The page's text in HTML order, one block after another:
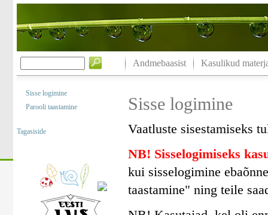
Andmebaasist Kasulikud
Sisse logimine
Parooli taastamine
Tagasiside
Sisse logimine
Vaatluste sisestamiseks
NB! Sisselogimiseks
kui sisselogimine
taastamine" ning teile